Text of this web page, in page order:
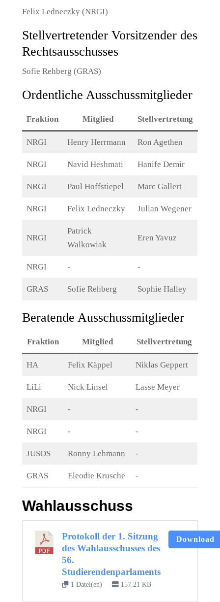
Felix Ledneczky (NRGI)
Stellvertretender Vorsitzender des
Rechtsausschusses
Sofie Rehberg (GRAS)
Ordentliche Ausschussmitglieder
Fraktion Mitglied Stellvertretung
NRGI Henry Herrmann Ron Agethen
NRGI Navid Heshmati Hanife Demir
NRGI Paul Hoffstiepel Marc Gallert
NRGI Felix Ledneczky Julian Wegener
NRGI
Patrick
Walkowiak
Eren Yavuz
NRGI - -
GRAS Sofie Rehberg Sophie Halley
Beratende Ausschussmitglieder
Fraktion Mitglied Stellvertretung
HA Felix Käppel Niklas Geppert
LiLi Nick Linsel Lasse Meyer
NRGI - -
NRGI - -
JUSOS Ronny Lehmann -
GRAS Eleodie Krusche -
Wahlausschuss
Protokoll der 1. Sitzung
des Wahlausschusses des
56.
Studierendenparlaments
1 Datei(en) 157.21 KB
Download